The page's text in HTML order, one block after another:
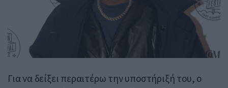
Για να δείξει περαιτέρω την υποστήριξή του, ο